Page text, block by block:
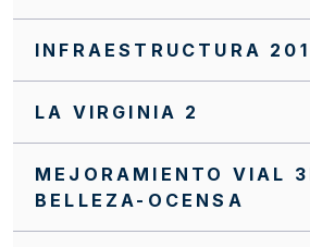
INVITACIÓN CERRADA
INVITACIÓN CERRADA
INVITACIÓN CERRADA
INVITACIÓN CERRADA
INVITACIÓN CERRADA
INVITACIÓN CERRADA
INFRAESTRUCTURA
LA VIRGINIA 2
MEJORAMIENTO VIAL
BELLEZA-OCENSA